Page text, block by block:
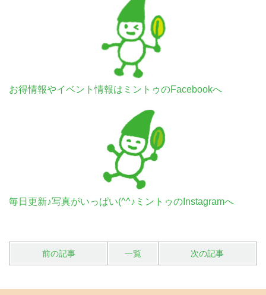
お得情報やイベント情報はミントゥのFacebookへ
毎日更新♪写真がいっぱい(^^♪ミントゥのInstagramへ
前の記事 一覧 次の記事